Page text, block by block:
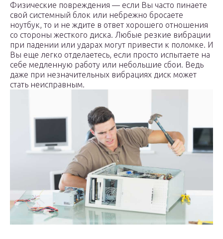
Физические повреждения — если Вы часто пинаете
свой системный блок или небрежно бросаете
ноутбук, то и не ждите в ответ хорошего отношения
со стороны жесткого диска. Любые резкие вибрации
при падении или ударах могут привести к поломке. И
Вы еще легко отделаетесь, если просто испытаете на
себе медленную работу или небольшие сбои. Ведь
даже при незначительных вибрациях диск может
стать неисправным.